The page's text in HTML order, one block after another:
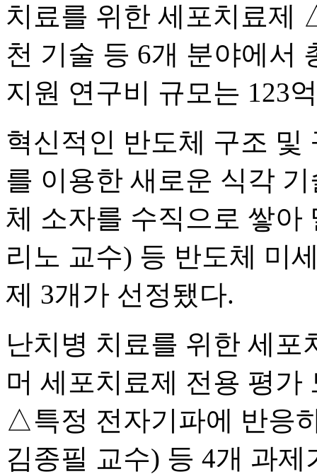
치료를 위한 세포치료제
천 기술 등 6개 분야에서
지원 연구비 규모는 123
혁신적인 반도체 구조
를 이용한 새로운 식각
체 소자를 수직으로 쌓아
리노 교수) 등 반도체 미
제 3개가 선정됐다.
난치병 치료를 위한 세
머 세포치료제 전용 평가
△특정 전자기파에 반응
김종필 교수) 등 4개 과제